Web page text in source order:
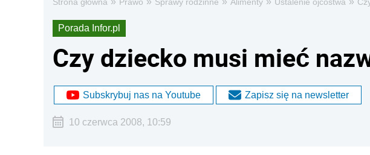
Porada Infor.pl
Czy dziecko musi mieć
Subskrybuj nas na Youtube Zapisz się na newsletter
10 czerwca 2008, 10:59